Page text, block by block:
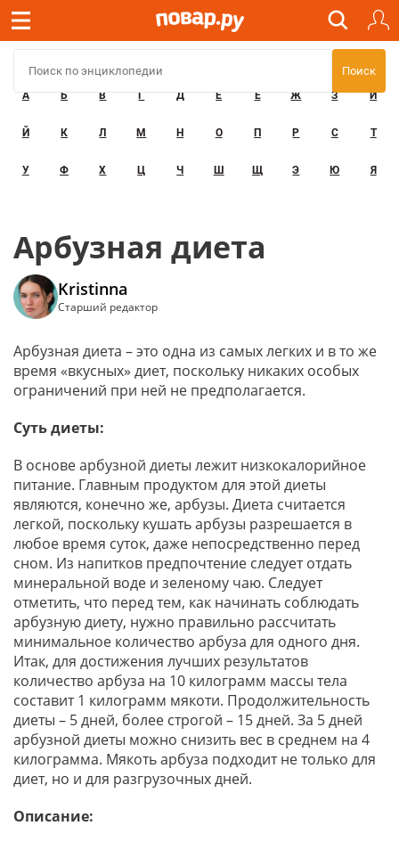
А Б В Г Д Е Ё Ж З И
Й К Л М Н О П Р С Т
У Ф Х Ц Ч Ш Щ Э Ю Я
Арбузная диета
Kristinna
Старший редактор
Арбузная диета – это одна из самых легких и в то же
время «вкусных» диет, поскольку никаких особых
ограничений при ней не предполагается.
Суть диеты:
В основе арбузной диеты лежит низкокалорийное
питание. Главным продуктом для этой диеты
являются, конечно же, арбузы. Диета считается
легкой, поскольку кушать арбузы разрешается в
любое время суток, даже непосредственно перед
сном. Из напитков предпочтение следует отдать
минеральной воде и зеленому чаю. Следует
отметить, что перед тем, как начинать соблюдать
арбузную диету, нужно правильно рассчитать
минимальное количество арбуза для одного дня.
Итак, для достижения лучших результатов
количество арбуза на 10 килограмм массы тела
составит 1 килограмм мякоти. Продолжительность
диеты – 5 дней, более строгой – 15 дней. За 5 дней
арбузной диеты можно снизить вес в среднем на 4
килограмма. Мякоть арбуза подходит не только для
диет, но и для разгрузочных дней.
Описание: